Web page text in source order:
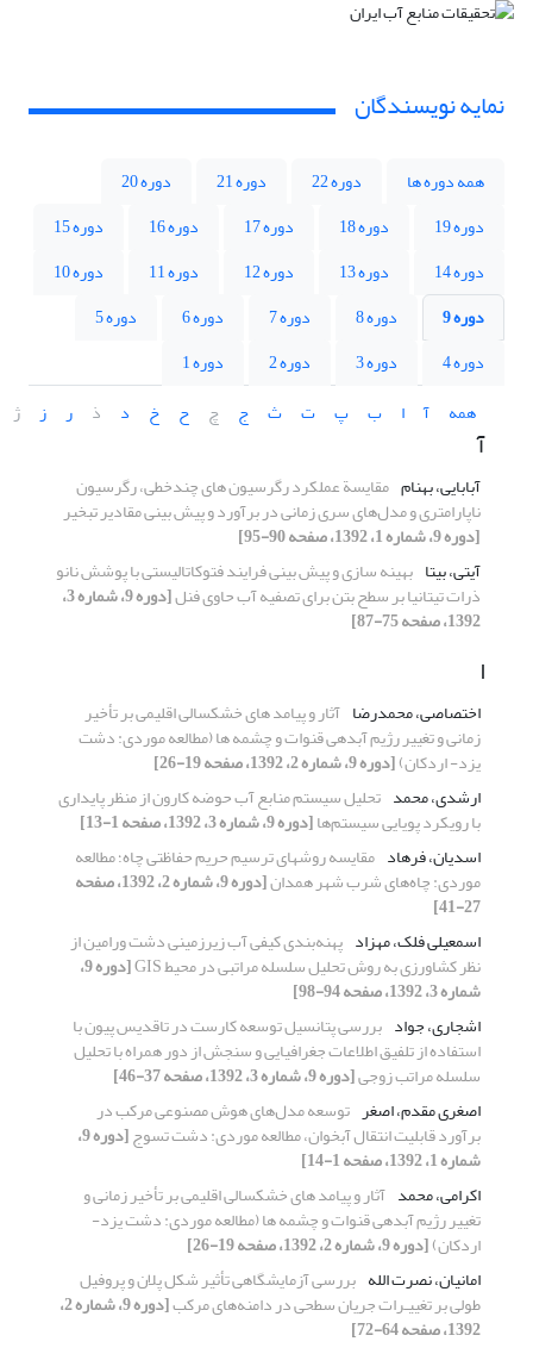
نمایه نویسندگان
همه دوره ها دوره 22 دوره 21
دوره 20
دوره 19
دوره 18 دوره 17 دوره 16
دوره 15
دوره 14
دوره 13 دوره 12 دوره 11
دوره 10
دوره 9
دوره 8 دوره 7 دوره 6
دوره 5
دوره 4
دوره 3 دوره 2
دوره 1
همه
آ ا ب پ ت ث ج چ ح خ د ذ ر ز ژ
آ
آبابایی، بهنام مقایسة عملکرد رگرسیون های چندخطی، رگرسیون
ناپارامتری و مدل‌های سری زمانی در برآورد و پیش بینی مقادیر تبخیر
[دوره 9، شماره 1، 1392، صفحه 90-95]
آیتی، بیتا بهینه سازی و پیش بینی فرایند فتوکاتالیستی با پوشش نانو
ذرات تیتانیا بر سطح بتن برای تصفیه آب حاوی فنل [دوره 9، شماره 3،
1392، صفحه 75-87]
ا
اختصاصی، محمدرضا آثار و پیامد های خشکسالی اقلیمی بر تأخیر
زمانی و تغییر رژیم آبدهی قنوات و چشمه ها (مطالعه موردی: دشت
یزد- اردکان)[دوره 9، شماره 2، 1392، صفحه 19-26]
ارشدی، محمد تحلیل سیستم منابع آب حوضه کارون از منظر پایداری
با رویکرد پویایی سیستم‌ها[دوره 9، شماره 3، 1392، صفحه 1-13]
اسدیان، فرهاد مقایسه روشهای ترسیم حریم حفاظتی چاه؛ مطالعه
موردی: چاه‌های شرب شهر همدان [دوره 9، شماره 2، 1392، صفحه
27-41]
اسمعیلی فلک، مهزاد پهنه‌بندی کیفی آب زیرزمینی دشت ورامین از
نظر کشاورزی به روش تحلیل سلسله مراتبی در محیط GIS [دوره 9،
شماره 3، 1392، صفحه 94-98]
اشجاری، جواد بررسی پتانسیل توسعه کارست در تاقدیس پیون با
استفاده از تلفیق اطلاعات جغرافیایی و سنجش از دور همراه با تحلیل
سلسله مراتب زوجی[دوره 9، شماره 3، 1392، صفحه 37-46]
اصغری مقدم، اصغر توسعه مدل‌های هوش مصنوعی مرکب در
برآورد قابلیت انتقال آبخوان، مطالعه موردی: دشت تسوج [دوره 9،
شماره 1، 1392، صفحه 1-14]
اکرامی، محمد آثار و پیامد های خشکسالی اقلیمی بر تأخیر زمانی و
تغییر رژیم آبدهی قنوات و چشمه ها (مطالعه موردی: دشت یزد-
اردکان)[دوره 9، شماره 2، 1392، صفحه 19-26]
امانیان، نصرت الله بررسی آزمایشگاهی تأثیر شکل پلان و پروفیل
طولی بر تغییـرات جریان سطحی در دامنه‌های مرکب [دوره 9، شماره 2،
1392، صفحه 64-72]